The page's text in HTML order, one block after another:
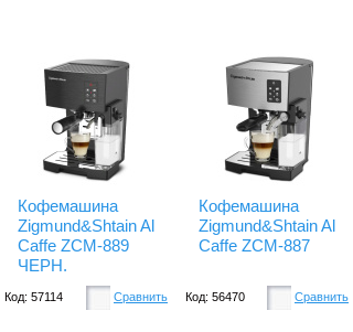
Кофемашина
Zigmund&Shtain Al
Caffe ZCM-889
ЧЕРН.
Код: 57114 Сравнить
Кофемашина
Zigmund&Shtain Al
Caffe ZCM-887
Код: 56470 Сравнить